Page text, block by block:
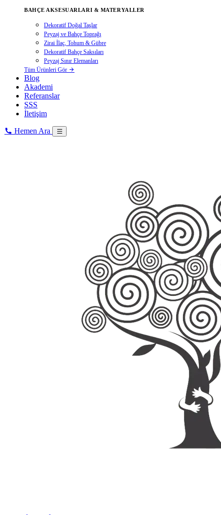
BAHÇE AKSESUARLARI & MATERYALLER
Dekoratif Doğal Taşlar
Peyzaj ve Bahçe Toprağı
Zirai İlaç, Tohum & Gübre
Dekoratif Bahçe Saksıları
Peyzaj Sınır Elemanları
Tüm Ürünleri Gör
Blog
Akademi
Referanslar
SSS
İletişim
Hemen Ara